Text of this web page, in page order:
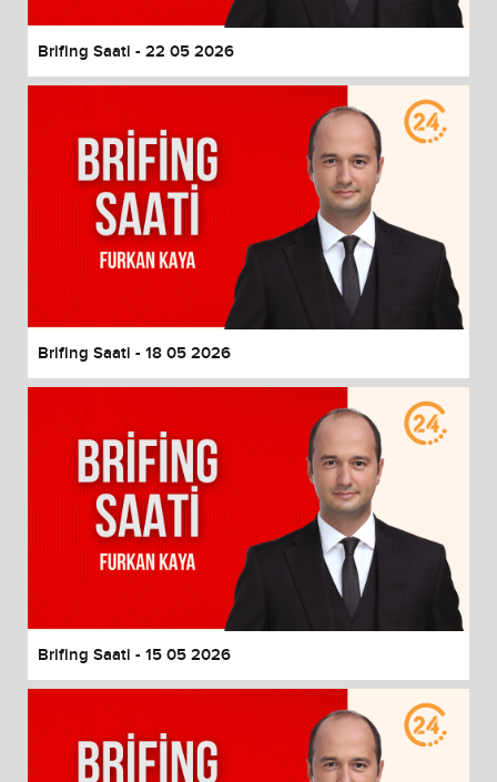
Brifing Saati - 22 05 2026
Brifing Saati - 18 05 2026
Brifing Saati - 15 05 2026